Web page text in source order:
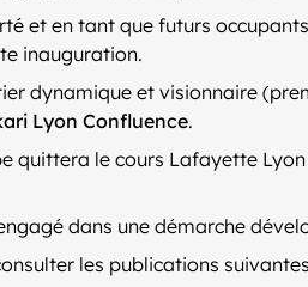
et en tant que futurs
inauguration.
dynamique et visionnaire
Lyon Confluence.
quittera le cours Lafayette
dans une démarche
les publications